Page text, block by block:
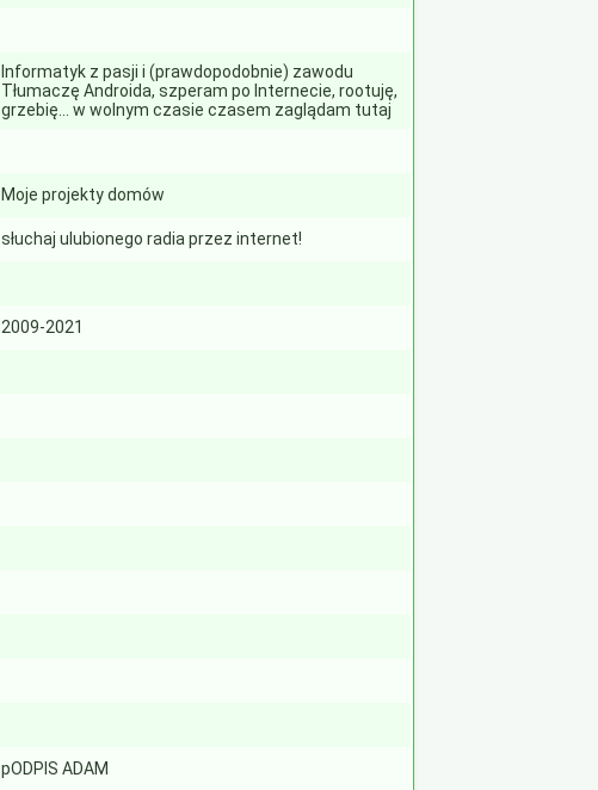
Informatyk z pasji i (prawdopodobnie) zawodu
Tłumaczę Androida, szperam po Internecie, rootuję,
grzebię... w wolnym czasie czasem zaglądam tutaj
Moje projekty domów
słuchaj ulubionego radia przez internet!
2009-2021
pODPIS ADAM